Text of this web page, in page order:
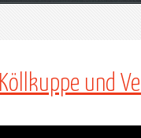
Köllkuppe und